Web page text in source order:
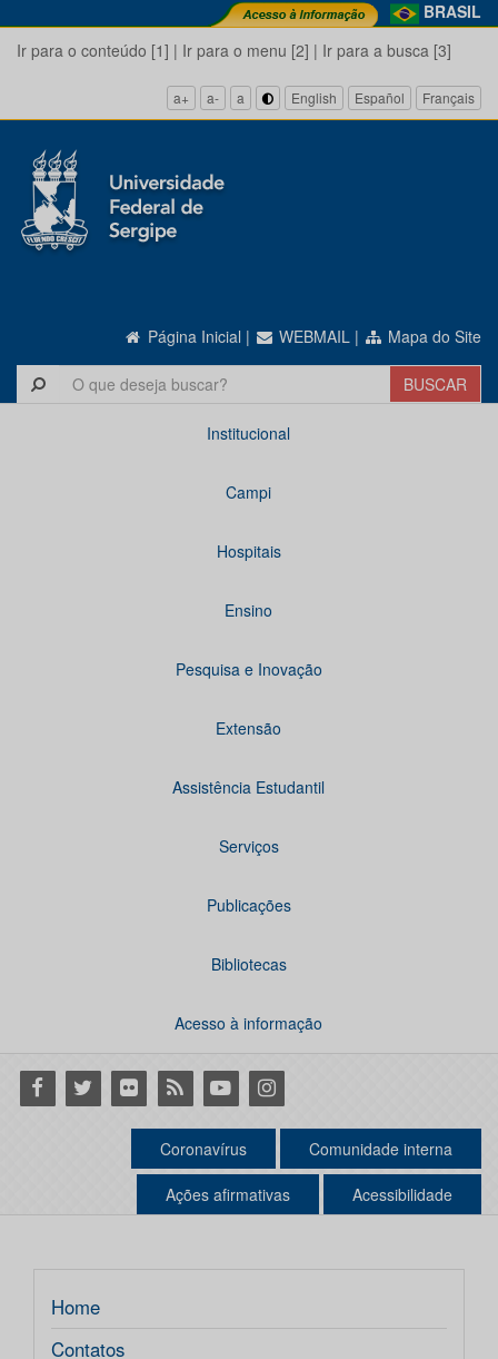
BRASIL
Ir para o conteúdo [1] | Ir para o menu [2] | Ir para a busca [3]
a+ a- a English Español Français
Página Inicial | WEBMAIL | Mapa do Site
Institucional
Campi
Hospitais
Ensino
Pesquisa e Inovação
Extensão
Assistência Estudantil
Serviços
Publicações
Bibliotecas
Acesso à informação
Facebook
Twitter Flickr RSS YoutubeInstagram
Coronavírus Comunidade interna
Ações afirmativas Acessibilidade
Home
Contatos